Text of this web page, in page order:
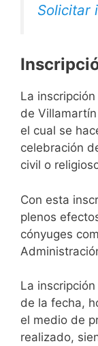
Solicitar
La
de
el cual se
celebración
civil o
Con esta
plenos
cónyuges
La
de la fecha,
el medio de
realizado,